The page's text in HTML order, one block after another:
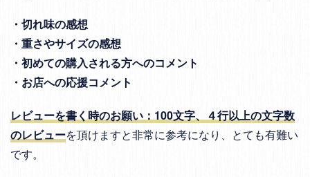
・切れ味の感想
・重さやサイズの感想
・初めての購入される方へのコメント
・お店への応援コメント
レビューを書く時のお願い：100文字、４行以上の文字数
のレビューを頂けますと非常に参考になり、とても有難い
です。